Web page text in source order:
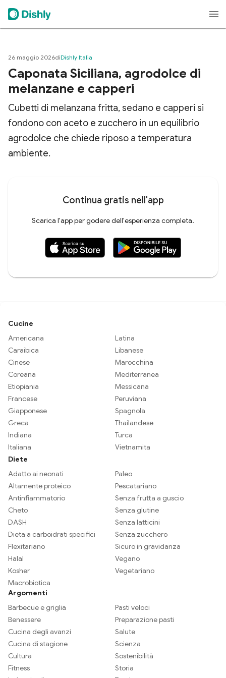
26 maggio 2026diDishly Italia
Caponata Siciliana, agrodolce di
melanzane e capperi
Cubetti di melanzana fritta, sedano e capperi si
fondono con aceto e zucchero in un equilibrio
agrodolce che chiede riposo a temperatura
ambiente.
Continua gratis nell'app
Scarica l'app per godere dell'esperienza completa.
Cucine
Americana
Caraibica
Cinese
Coreana
Etiopiania
Francese
Giapponese
Greca
Indiana
Italiana
Latina
Libanese
Marocchina
Mediterranea
Messicana
Peruviana
Spagnola
Thailandese
Turca
Vietnamita
Diete
Adatto ai neonati
Altamente proteico
Antinfiammatorio
Cheto
DASH
Dieta a carboidrati specifici
Flexitariano
Halal
Kosher
Macrobiotica
Paleo
Pescatariano
Senza frutta a guscio
Senza glutine
Senza latticini
Senza zucchero
Sicuro in gravidanza
Vegano
Vegetariano
Argomenti
Barbecue e griglia
Benessere
Cucina degli avanzi
Cucina di stagione
Cultura
Fitness
Pasti veloci
Preparazione pasti
Salute
Scienza
Sostenibilità
Storia